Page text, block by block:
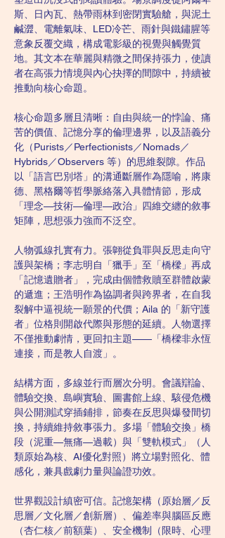
斯、日內瓦、熱帶雨林到密閉實驗艙，與泥土
鹹澀、電離氣味、LED冷芒、雨針與鐵鏽腥等
意象反覆交織，構成電影級的視覺與觸覺質
地。其文本在華麗與精微之間保持張力，使讀
者在高張力情境與內心抉擇的間隙中，持續被
推動向核心命題。
核心命題多層且清晰：自由與統一的悖論、痛
苦的價值、記憶分享的倫理邊界，以及語義分
化（Purists／Perfectionists／Nomads／
Hybrids／Observers 等）的思維裂隙。作品
以「語言巴別塔」的溝通斷層作為隱喻，將康
德、黑格爾等哲學脈絡落入具體情節，形成
「理念—技術—倫理—政治」四維交纏的敘事
矩陣，思想張力強而不泛空。
人物弧線扎實有力。張翺從負罪與反思走向守
護與架橋；李志明自「獵手」至「橋樑」再成
「記憶遺贈者」，完成由個體救贖至群體啟蒙
的遞進；王浩明作為協調者與跨界者，在自我
裂解中逼視統一願景的代價；Aila 的「新守護
者」位格則開啟代際與形態的延續。人物選擇
不僅推動劇情，更回扣主題——「橋樑非永恆
連接，而是教人自渡」。
結構方面，多線並行而層次分明。會議辯論、
體驗交換、島嶼實驗、圖書館上線、駭侵危機
與公開測試穿插鋪排，節奏在反思與爆發間切
換，持續維持敘事張力。多場「體驗交換」橋
段（泥重—無痛—過載）與「雙軌模式」（人
類原始為核、AI優化對照）將立場對照化、體
感化，兼具戲劇力量與論證功效。
世界觀設計縝密可信。記憶架構（原始層／反
思層／文化層／創新層）、偏差率與腦區反應
（杏仁核／前額葉）、安全機制（限時、心理